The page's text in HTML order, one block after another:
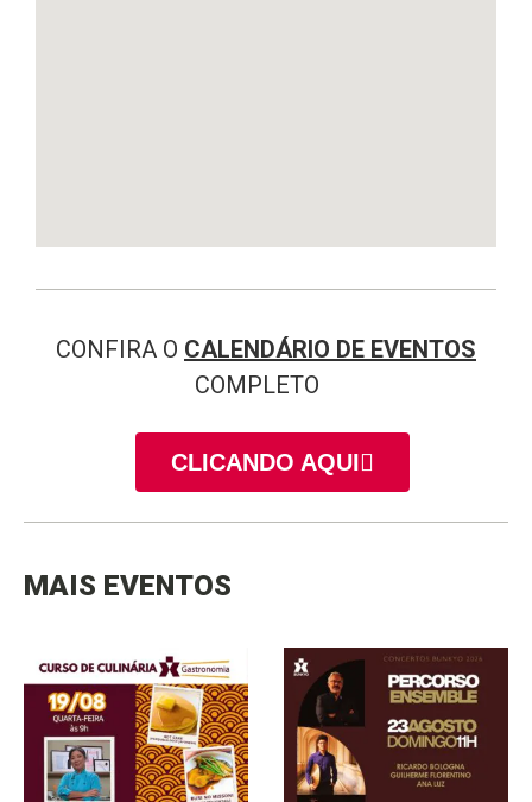
CONFIRA O CALENDÁRIO DE EVENTOS
COMPLETO
CLICANDO AQUI
MAIS EVENTOS